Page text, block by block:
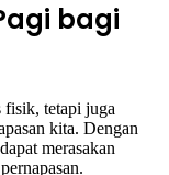
bagi
fisik, tetapi juga
kita. Dengan
merasakan